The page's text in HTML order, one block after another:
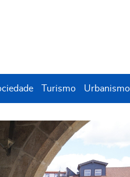
Turismo Urbanismo